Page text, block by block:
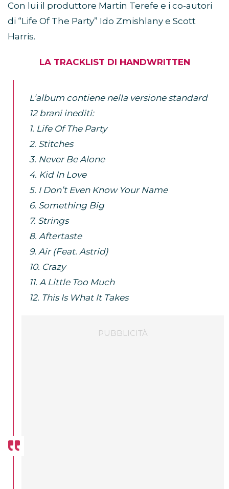
Con lui il produttore Martin Terefe e i co-autori
di “Life Of The Party” Ido Zmishlany e Scott
Harris.
LA TRACKLIST DI HANDWRITTEN
L’album contiene nella versione standard
12 brani inediti:
1. Life Of The Party
2. Stitches
3. Never Be Alone
4. Kid In Love
5. I Don’t Even Know Your Name
6. Something Big
7. Strings
8. Aftertaste
9. Air (Feat. Astrid)
10. Crazy
11. A Little Too Much
12. This Is What It Takes